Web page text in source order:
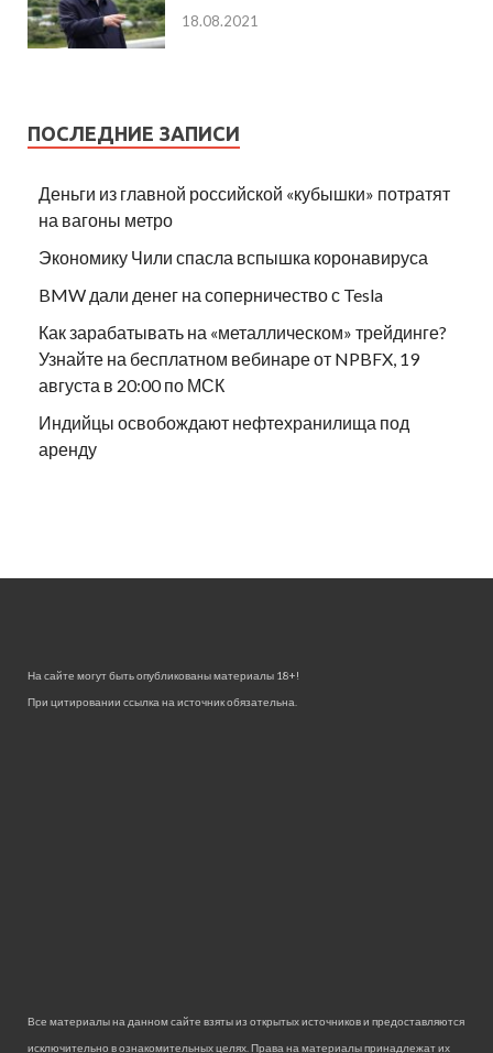
18.08.2021
ПОСЛЕДНИЕ ЗАПИСИ
Деньги из главной российской «кубышки» потратят
на вагоны метро
Экономику Чили спасла вспышка коронавируса
BMW дали денег на соперничество с Tesla
Как зарабатывать на «металлическом» трейдинге?
Узнайте на бесплатном вебинаре от NPBFX, 19
августа в 20:00 по МСК
Индийцы освобождают нефтехранилища под
аренду
На сайте могут быть опубликованы материалы 18+!
При цитировании ссылка на источник обязательна.
Все материалы на данном сайте взяты из открытых источников и предоставляются
исключительно в ознакомительных целях. Права на материалы принадлежат их